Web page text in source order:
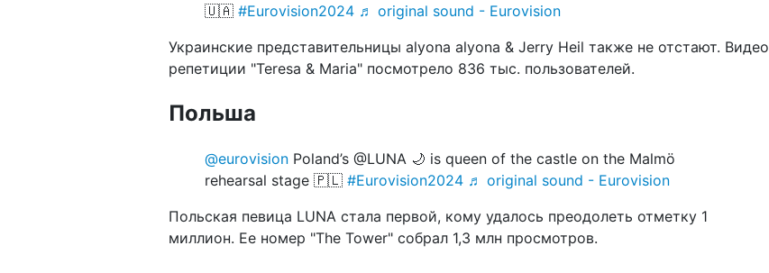
🇺🇦 #Eurovision2024 ♬ original sound - Eurovision
Украинские представительницы alyona alyona & Jerry Heil также не отстают. Видео
репетиции "Teresa & Maria" посмотрело 836 тыс. пользователей.
Польша
@eurovision Poland’s @LUNA 🌙 is queen of the castle on the Malmö
rehearsal stage 🇵🇱 #Eurovision2024 ♬ original sound - Eurovision
Польская певица LUNA стала первой, кому удалось преодолеть отметку 1
миллион. Ее номер "The Tower" собрал 1,3 млн просмотров.